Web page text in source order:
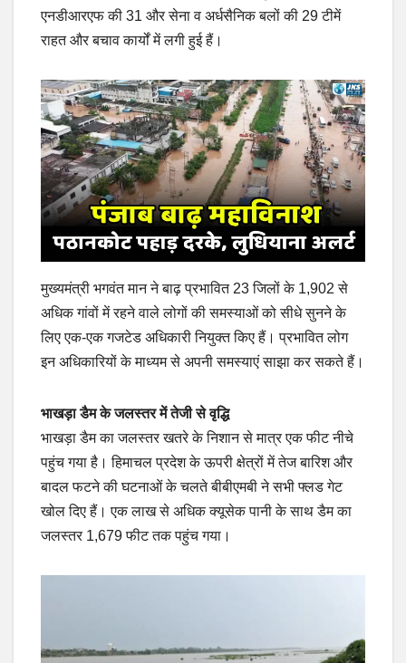
एनडीआरएफ की 31 और सेना व अर्धसैनिक बलों की 29 टीमें
राहत और बचाव कार्यों में लगी हुई हैं।
मुख्यमंत्री भगवंत मान ने बाढ़ प्रभावित 23 जिलों के 1,902 से
अधिक गांवों में रहने वाले लोगों की समस्याओं को सीधे सुनने के
लिए एक-एक गजटेड अधिकारी नियुक्त किए हैं। प्रभावित लोग
इन अधिकारियों के माध्यम से अपनी समस्याएं साझा कर सकते हैं।
भाखड़ा डैम के जलस्तर में तेजी से वृद्धि
भाखड़ा डैम का जलस्तर खतरे के निशान से मात्र एक फीट नीचे
पहुंच गया है। हिमाचल प्रदेश के ऊपरी क्षेत्रों में तेज बारिश और
बादल फटने की घटनाओं के चलते बीबीएमबी ने सभी फ्लड गेट
खोल दिए हैं। एक लाख से अधिक क्यूसेक पानी के साथ डैम का
जलस्तर 1,679 फीट तक पहुंच गया।